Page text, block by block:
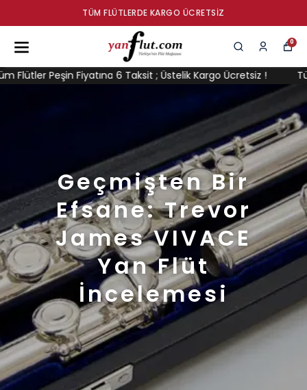
TÜM FLÜTLERDE KARGO ÜCRETSIZ
0
Peşin Fiyatına 6 Taksit ; Üstelik Kargo Ücretsiz ! Tüm
Geçmişten Bir
Efsane: Trevor
James VIVACE
Yan Flüt
İncelemesi